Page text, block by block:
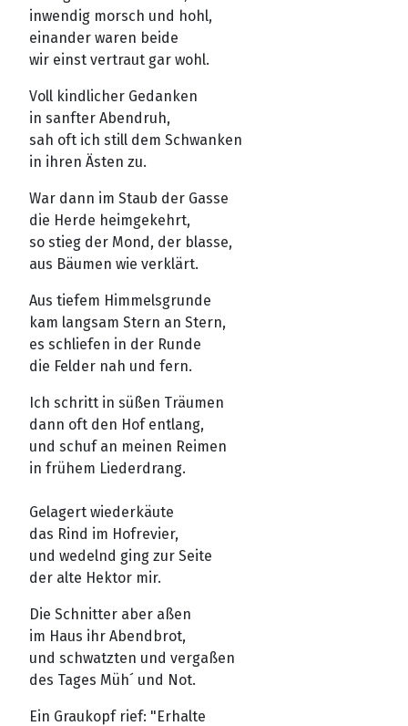
inwendig morsch und hohl,
einander waren beide
wir einst vertraut gar wohl.
Voll kindlicher Gedanken
in sanfter Abendruh,
sah oft ich still dem Schwanken
in ihren Ästen zu.
War dann im Staub der Gasse
die Herde heimgekehrt,
so stieg der Mond, der blasse,
aus Bäumen wie verklärt.
Aus tiefem Himmelsgrunde
kam langsam Stern an Stern,
es schliefen in der Runde
die Felder nah und fern.
Ich schritt in süßen Träumen
dann oft den Hof entlang,
und schuf an meinen Reimen
in frühem Liederdrang.
Gelagert wiederkäute
das Rind im Hofrevier,
und wedelnd ging zur Seite
der alte Hektor mir.
Die Schnitter aber aßen
im Haus ihr Abendbrot,
und schwatzten und vergaßen
des Tages Müh´ und Not.
Ein Graukopf rief: "Erhalte